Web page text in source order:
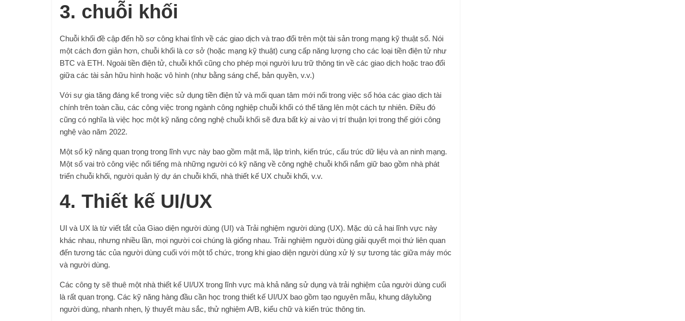
3. chuỗi khối
Chuỗi khối đề cập đến hồ sơ công khai tĩnh về các giao dịch và trao đổi trên một tài sản trong mạng kỹ thuật số. Nói
một cách đơn giản hơn, chuỗi khối là cơ sở (hoặc mạng kỹ thuật) cung cấp năng lượng cho các loại tiền điện tử như
BTC và ETH. Ngoài tiền điện tử, chuỗi khối cũng cho phép mọi người lưu trữ thông tin về các giao dịch hoặc trao đổi
giữa các tài sản hữu hình hoặc vô hình (như bằng sáng chế, bản quyền, v.v.)
Với sự gia tăng đáng kể trong việc sử dụng tiền điện tử và mối quan tâm mới nổi trong việc số hóa các giao dịch tài
chính trên toàn cầu, các công việc trong ngành công nghiệp chuỗi khối có thể tăng lên một cách tự nhiên. Điều đó
cũng có nghĩa là việc học một kỹ năng công nghệ chuỗi khối sẽ đưa bất kỳ ai vào vị trí thuận lợi trong thế giới công
nghệ vào năm 2022.
Một số kỹ năng quan trọng trong lĩnh vực này bao gồm mật mã, lập trình, kiến ​​trúc, cấu trúc dữ liệu và an ninh mạng.
Một số vai trò công việc nổi tiếng mà những người có kỹ năng về công nghệ chuỗi khối nắm giữ bao gồm nhà phát
triển chuỗi khối, người quản lý dự án chuỗi khối, nhà thiết kế UX chuỗi khối, v.v.
4. Thiết kế UI/UX
UI và UX là từ viết tắt của Giao diện người dùng (UI) và Trải nghiệm người dùng (UX). Mặc dù cả hai lĩnh vực này
khác nhau, nhưng nhiều lần, mọi người coi chúng là giống nhau. Trải nghiệm người dùng giải quyết mọi thứ liên quan
đến tương tác của người dùng cuối với một tổ chức, trong khi giao diện người dùng xử lý sự tương tác giữa máy móc
và người dùng.
Các công ty sẽ thuê một nhà thiết kế UI/UX trong lĩnh vực mà khả năng sử dụng và trải nghiệm của người dùng cuối
là rất quan trọng. Các kỹ năng hàng đầu cần học trong thiết kế UI/UX bao gồm tạo nguyên mẫu, khung dâyluồng
người dùng, nhanh nhẹn, lý thuyết màu sắc, thử nghiệm A/B, kiểu chữ và kiến ​​trúc thông tin.